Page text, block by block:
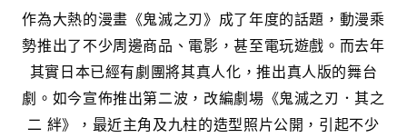
作為大熱的漫畫《鬼滅之刃》成了年度的話題，動漫乘
勢推出了不少周邊商品、電影，甚至電玩遊戲。而去年
其實日本已經有劇團將其真人化，推出真人版的舞台
劇。如今宣佈推出第二波，改編劇場《鬼滅之刃．其之
二 絆》，最近主角及九柱的造型照片公開，引起不少